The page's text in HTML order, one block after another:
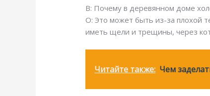
В: Почему в деревянном доме
О: Это может быть из-за плохой
иметь щели и трещины, через
Читайте также: Чем